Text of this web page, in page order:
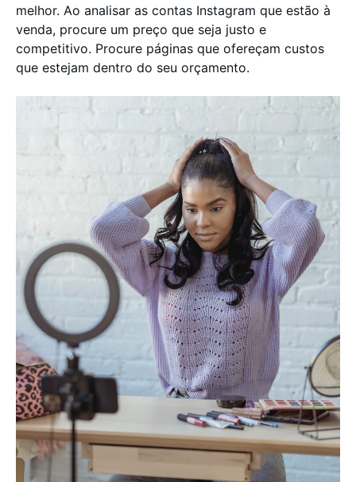
melhor. Ao analisar as contas Instagram que estão à
venda, procure um preço que seja justo e
competitivo. Procure páginas que ofereçam custos
que estejam dentro do seu orçamento.